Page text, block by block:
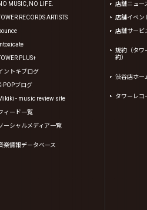
MUSIC, NO LIFE.
RECORDS ARTISTS
PLUS+
ントキブログ
POPブログ
- music review site
ィード一覧
ーシャルメディア一覧
楽情報データベース
店舗ニュー
店舗イベン
店舗サービ
規約（タワ
約）
渋谷店ホー
タワーレコ